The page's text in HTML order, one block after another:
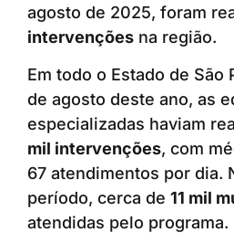
agosto de 2025, foram
intervenções na região.
Em todo o Estado de São
de agosto deste ano, as
especializadas haviam
mil intervenções, com
67 atendimentos por dia.
período, cerca de 11 mil
atendidas pelo programa.